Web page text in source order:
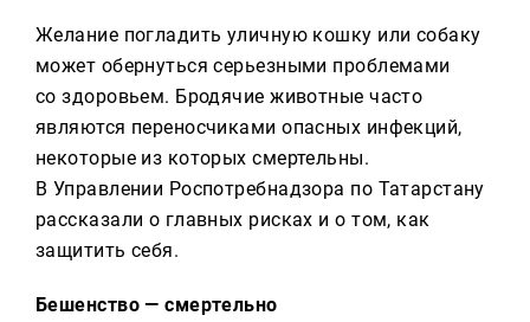
Для связи
+7 (843) 570−50−00
reception@tnvtv.ru
Желание погладить уличную кошку или собаку
может обернуться серьезными проблемами
со здоровьем. Бродячие животные часто
являются переносчиками опасных инфекций,
некоторые из которых смертельны.
В Управлении Роспотребнадзора по Татарстану
рассказали о главных рисках и о том, как
защитить себя.
Бешенство — смертельно